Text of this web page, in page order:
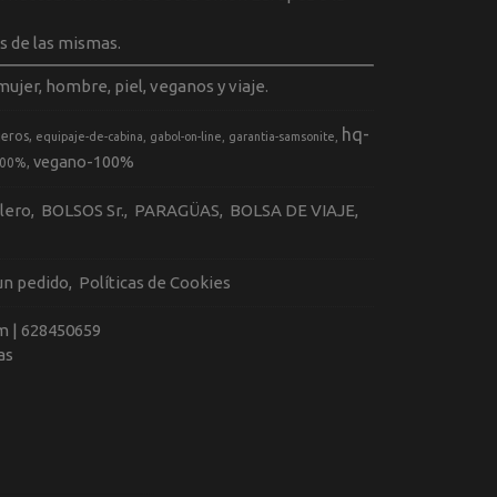
de las mismas.
hombre, piel, veganos y viaje.
equipaje-de-cabina gabol-on-line garantia-samsonite
hq-
vegano-100%
BOLSOS Sr. PARAGÜAS
BOLSA DE VIAJE
pedido Políticas de Cookies
| 628450659